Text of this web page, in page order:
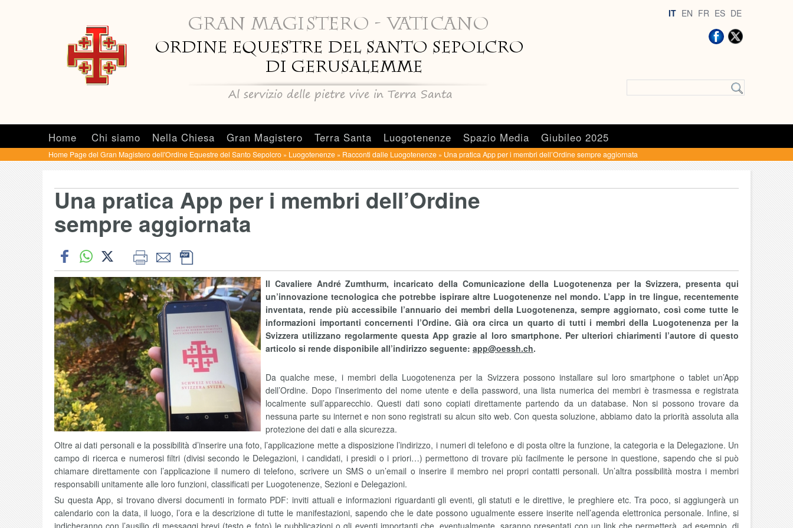
IT EN FR ES DE
Home Chi siamo Nella Chiesa Gran Magistero Terra Santa Luogotenenze Spazio Media Giubileo 2025
Home Page del Gran Magistero dell'Ordine Equestre del Santo Sepolcro » Luogotenenze » Racconti dalle Luogotenenze » Una pratica App per i membri dell’Ordine sempre aggiornata
Una pratica App per i membri dell’Ordine
sempre aggiornata
Il Cavaliere André Zumthurm, incaricato della Comunicazione della Luogotenenza per la Svizzera, presenta qui
un’innovazione tecnologica che potrebbe ispirare altre Luogotenenze nel mondo. L’app in tre lingue, recentemente
inventata, rende più accessibile l’annuario dei membri della Luogotenenza, sempre aggiornato, così come tutte le
informazioni importanti concernenti l’Ordine. Già ora circa un quarto di tutti i membri della Luogotenenza per la
Svizzera utilizzano regolarmente questa App grazie al loro smartphone. Per ulteriori chiarimenti l’autore di questo
articolo si rende disponibile all’indirizzo seguente: app@oessh.ch.
Da qualche mese, i membri della Luogotenenza per la Svizzera possono installare sul loro smartphone o tablet un’App
dell’Ordine. Dopo l’inserimento del nome utente e della password, una lista numerica dei membri è trasmessa e registrata
localmente sull’apparecchio. Questi dati sono copiati direttamente partendo da un database. Non si possono trovare da
nessuna parte su internet e non sono registrati su alcun sito web. Con questa soluzione, abbiamo dato la priorità assoluta alla
protezione dei dati e alla sicurezza.
Oltre ai dati personali e la possibilità d’inserire una foto, l’applicazione mette a disposizione l’indirizzo, i numeri di telefono e di posta oltre la funzione, la categoria e la Delegazione. Un
campo di ricerca e numerosi filtri (divisi secondo le Delegazioni, i candidati, i presidi o i priori…) permettono di trovare più facilmente le persone in questione, sapendo che si può
chiamare direttamente con l’applicazione il numero di telefono, scrivere un SMS o un’email o inserire il membro nei propri contatti personali. Un’altra possibilità mostra i membri
responsabili unitamente alle loro funzioni, classificati per Luogotenenze, Sezioni e Delegazioni.
Su questa App, si trovano diversi documenti in formato PDF: inviti attuali e informazioni riguardanti gli eventi, gli statuti e le direttive, le preghiere etc. Tra poco, si aggiungerà un
calendario con la data, il luogo, l’ora e la descrizione di tutte le manifestazioni, sapendo che le date possono ugualmente essere inserite nell’agenda elettronica personale. Infine, si
indicheranno con l’ausilio di messaggi brevi (testo e foto) le pubblicazioni o gli eventi importanti che, eventualmente, saranno presentati con un link che permetterà, ad esempio, di